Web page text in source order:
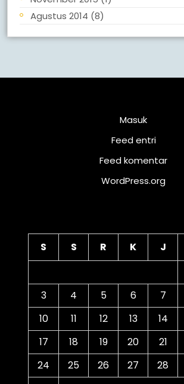
Agustus 2014 (8)
Masuk
Feed entri
Feed komentar
WordPress.org
S S R K J
3
4 5 6 7
10
11 12 13 14
17
18 19 20 21
24
25 26 27 28